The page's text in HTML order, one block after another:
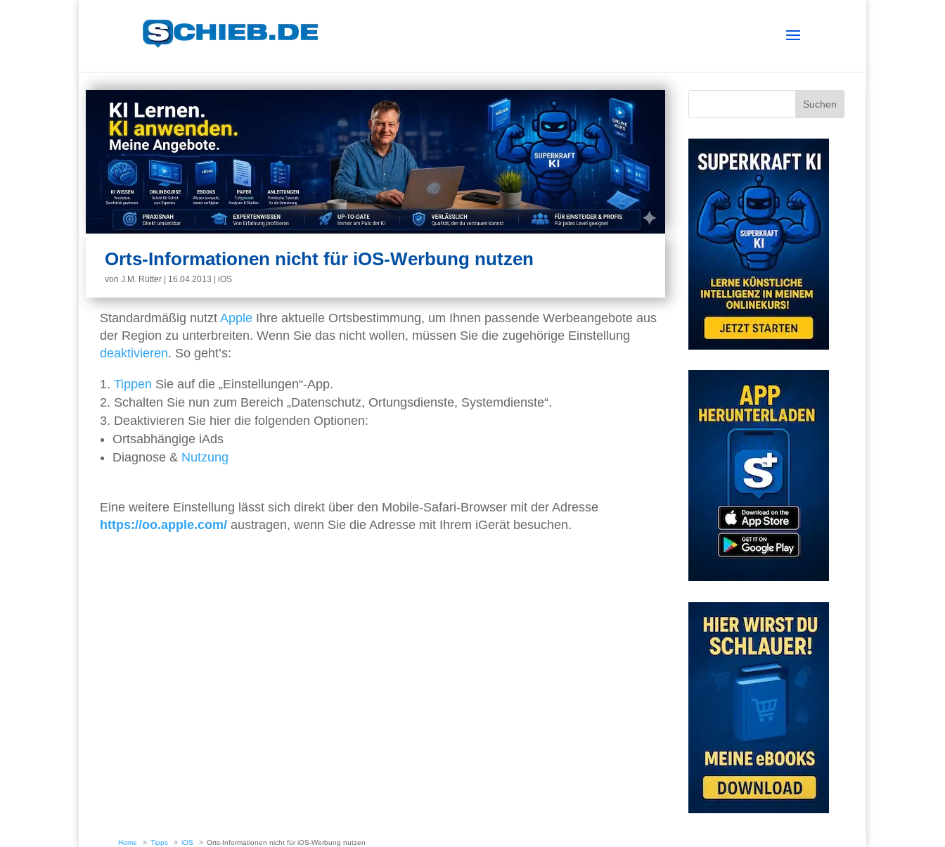
Orts-Informationen nicht für iOS-Werbung nutzen
von J.M. Rütter 16.04.2013 iOS
Standardmäßig nutzt Apple Ihre aktuelle Ortsbestimmung, um Ihnen passende Werbeangebote aus
der Region zu unterbreiten. Wenn Sie das nicht wollen, müssen Sie die zugehörige Einstellung
deaktivieren. So geht’s:
Tippen Sie auf die „Einstellungen“-App.
Schalten Sie nun zum Bereich „Datenschutz, Ortungsdienste, Systemdienste“.
Deaktivieren Sie hier die folgenden Optionen:
Ortsabhängige iAds
Diagnose & Nutzung
Eine weitere Einstellung lässt sich direkt über den Mobile-Safari-Browser mit der Adresse
https://oo.apple.com/ austragen, wenn Sie die Adresse mit Ihrem iGerät besuchen.
Home Tipps iOS Orts-Informationen nicht für iOS-Werbung nutzen